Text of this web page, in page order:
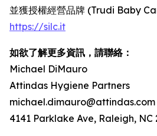
並獲授權經營品牌 (Trudi Baby
https://silc.it
如欲了解更多資訊，請聯絡：
Michael DiMauro
Attindas Hygiene Partners
michael.dimauro@attindas.com
4141 Parklake Ave, Raleigh, NC